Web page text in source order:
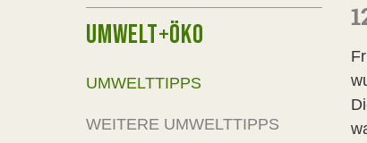
UMWELT+ÖKO
UMWELTTIPPS
WEITERE UMWELTTIPPS